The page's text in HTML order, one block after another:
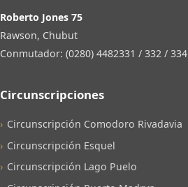
Roberto Jones 75
Rawson, Chubut
Conmutador: (0280) 4482331 / 332 / 334
Circunscripciones
Circunscripción Comodoro Rivadavia
Circunscripción Esquel
Circunscripción Lago Puelo